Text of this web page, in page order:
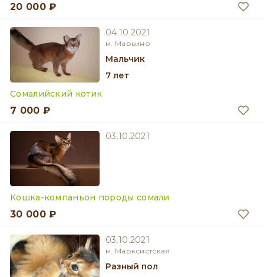
20 000 ₽
04.10.2021
м. Марьино
мальчик
7 лет
Сомалийский котик
7 000 ₽
03.10.2021
Кошка-компаньон породы сомали
30 000 ₽
03.10.2021
м. Марксистская
разный пол